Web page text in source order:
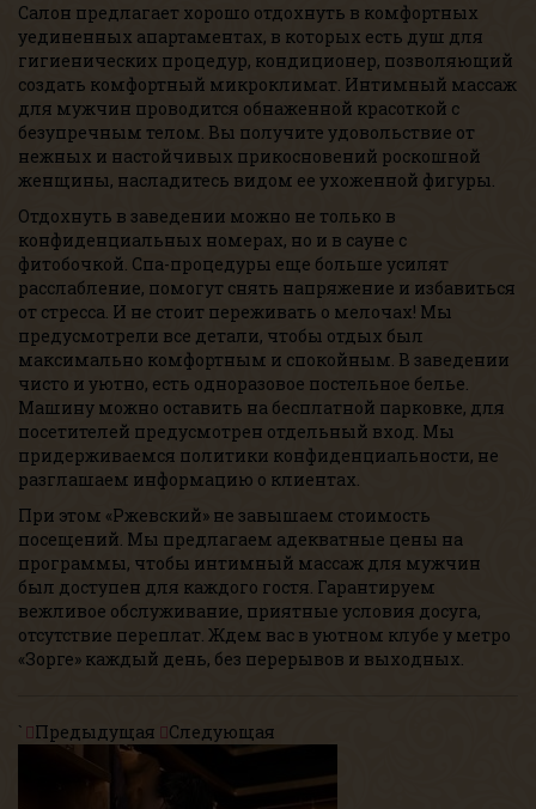
Салон предлагает хорошо отдохнуть в комфортных
уединенных апартаментах, в которых есть душ для
гигиенических процедур, кондиционер, позволяющий
создать комфортный микроклимат. Интимный массаж
для мужчин проводится обнаженной красоткой с
безупречным телом. Вы получите удовольствие от
нежных и настойчивых прикосновений роскошной
женщины, насладитесь видом ее ухоженной фигуры.
Отдохнуть в заведении можно не только в
конфиденциальных номерах, но и в сауне с
фитобочкой. Спа-процедуры еще больше усилят
расслабление, помогут снять напряжение и избавиться
от стресса. И не стоит переживать о мелочах! Мы
предусмотрели все детали, чтобы отдых был
максимально комфортным и спокойным. В заведении
чисто и уютно, есть одноразовое постельное белье.
Машину можно оставить на бесплатной парковке, для
посетителей предусмотрен отдельный вход. Мы
придерживаемся политики конфиденциальности, не
разглашаем информацию о клиентах.
При этом «Ржевский» не завышаем стоимость
посещений. Мы предлагаем адекватные цены на
программы, чтобы интимный массаж для мужчин
был доступен для каждого гостя. Гарантируем
вежливое обслуживание, приятные условия досуга,
отсутствие переплат. Ждем вас в уютном клубе у метро
«Зорге» каждый день, без перерывов и выходных.
` Предыдущая Следующая